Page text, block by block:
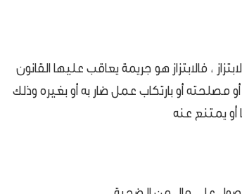
، فالابتزاز هو جريمة يعاقب عليها القانون
أو بارتكاب عمل ضار به أو بغيره وذلك
يمتنع عنه